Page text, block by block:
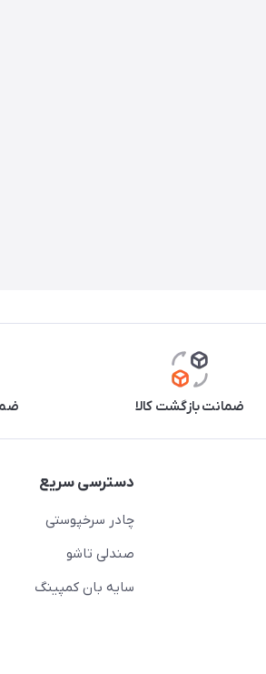
ضمانت بازگشت کالا
دسترسی سریع
چادر سرخپوستی
صندلی تاشو
سایه بان کمپینگ